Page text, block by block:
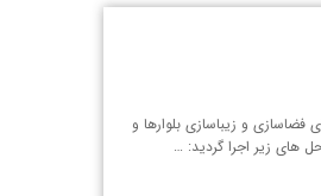
و زیباسازی بلوارها و